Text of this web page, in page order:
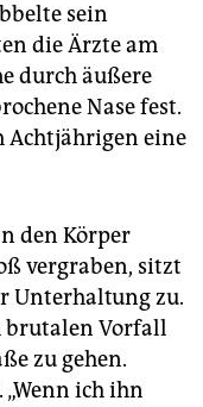
sein
die Ärzte am
durch äußere
Nase fest.
Achtjährigen eine
den Körper
vergraben, sitzt
Unterhaltung zu.
brutalen Vorfall
zu gehen.
ich ihn